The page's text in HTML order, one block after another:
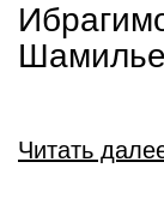
Читать